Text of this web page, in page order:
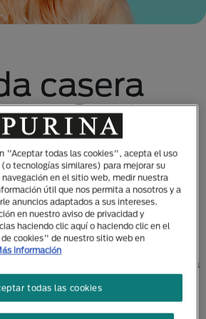
casera
Mitos
que preparar a sus perros
que alimentarlos con comida
Incluso, probablemente has
en línea que te enseñan cómo
pero ¿es ésa la mejor opción para
dos de los problemas
casera para perros.
"Aceptar todas las cookies", acepta el uso
tecnologías similares) para mejorar su
en el sitio web, medir nuestra
útil que nos permita a nosotros y a
anuncios adaptados a sus intereses.
en nuestro aviso de privacidad y
haciendo clic aquí o haciendo clic en el
cookies" de nuestro sitio web en
información
todas las cookies